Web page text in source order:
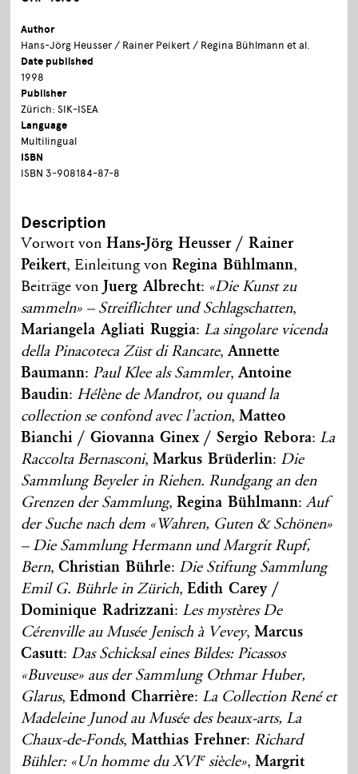
Author
Hans-Jörg Heusser / Rainer Peikert / Regina Bühlmann et al.
Date published
1998
Publisher
Zürich: SIK-ISEA
Language
Multilingual
ISBN
ISBN 3-908184-87-8
Description
Vorwort vonHans-Jörg Heusser / Rainer
Peikert, Einleitung vonRegina Bühlmann,
Beiträge von Juerg Albrecht: «Die Kunst zu
sammeln» – Streiflichter und Schlagschatten,
Mariangela Agliati Ruggia:La singolare vicenda
della Pinacoteca Züst di Rancate,Annette
Baumann: Paul Klee als Sammler,Antoine
Baudin: Hélène de Mandrot, ou quand la
collection se confond avec l’action,Matteo
Bianchi / Giovanna Ginex / Sergio Rebora:La
Raccolta Bernasconi,Markus Brüderlin: Die
Sammlung Beyeler in Riehen. Rundgang an den
Grenzen der Sammlung,Regina Bühlmann:Auf
der Suche nach dem «Wahren, Guten & Schönen»
– Die Sammlung Hermann und Margrit Rupf,
Bern,Christian Bührle: Die Stiftung Sammlung
Emil G. Bührle in Zürich,Edith Carey /
Dominique Radrizzani:Les mystères De
Cérenville au Musée Jenisch à Vevey,Marcus
Casutt: Das Schicksal eines Bildes: Picassos
«Buveuse» aus der Sammlung Othmar Huber,
Glarus,Edmond Charrière:La Collection René et
Madeleine Junod au Musée des beaux-arts, La
Chaux-de-Fonds,Matthias Frehner: Richard
Bühler: «Un homme du XVIesiècle»,Margrit